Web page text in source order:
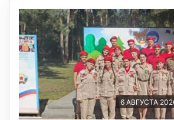
6 АВГУСТА